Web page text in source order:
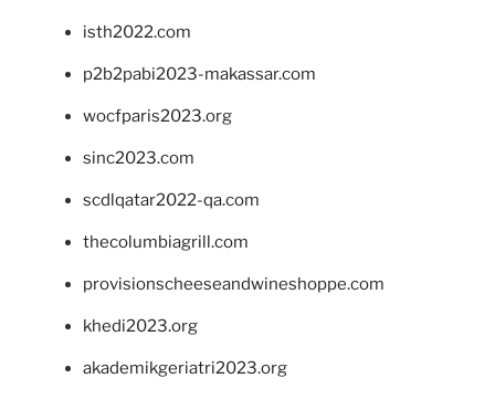
isth2022.com
p2b2pabi2023-makassar.com
wocfparis2023.org
sinc2023.com
scdlqatar2022-qa.com
thecolumbiagrill.com
provisionscheeseandwineshoppe.com
khedi2023.org
akademikgeriatri2023.org